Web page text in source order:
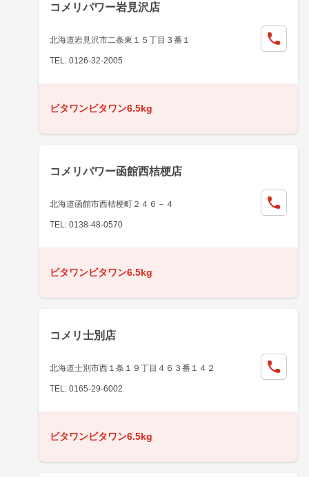
コメリパワー岩見沢店
北海道岩見沢市二条東１５丁目３番１
TEL: 0126-32-2005
ビタワンビタワン6.5kg
コメリパワー函館西桔梗店
北海道函館市西桔梗町２４６－４
TEL: 0138-48-0570
ビタワンビタワン6.5kg
コメリ士別店
北海道士別市西１条１９丁目４６３番１４２
TEL: 0165-29-6002
ビタワンビタワン6.5kg